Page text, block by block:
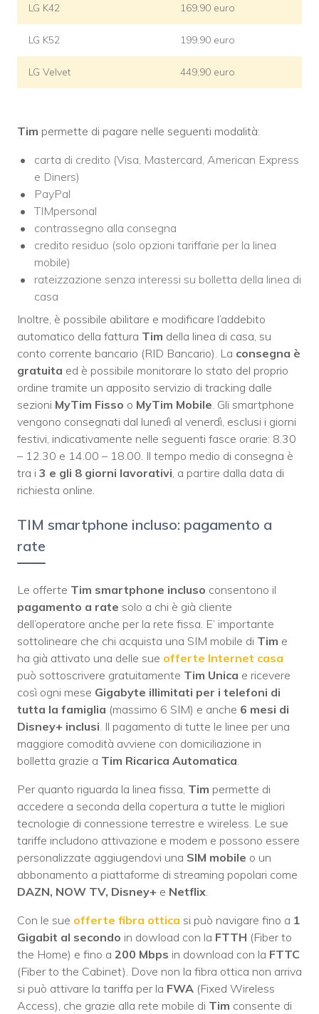
LG K42 169,90 euro
LG K52 199,90 euro
LG Velvet 449,90 euro
Tim permette di pagare nelle seguenti modalità:
carta di credito (Visa, Mastercard, American Express
e Diners)
PayPal
TIMpersonal
contrassegno alla consegna
credito residuo (solo opzioni tariffarie per la linea
mobile)
rateizzazione senza interessi su bolletta della linea di
casa
Inoltre, è possibile abilitare e modificare l’addebito
automatico della fattura Tim della linea di casa, su
conto corrente bancario (RID Bancario). La consegna è
gratuita ed è possibile monitorare lo stato del proprio
ordine tramite un apposito servizio di tracking dalle
sezioni MyTim Fisso o MyTim Mobile . Gli smartphone
vengono consegnati dal lunedì al venerdì, esclusi i giorni
festivi, indicativamente nelle seguenti fasce orarie: 8.30
– 12.30 e 14.00 – 18.00. Il tempo medio di consegna è
tra i 3 e gli 8 giorni lavorativi , a partire dalla data di
richiesta online.
TIM smartphone incluso: pagamento a
rate
Le offerte Tim smartphone incluso consentono il
pagamento a rate solo a chi è già cliente
dell’operatore anche per la rete fissa. E’ importante
sottolineare che chi acquista una SIM mobile di Tim e
ha già attivato una delle sue offerte Internet casa
può sottoscrivere gratuitamente Tim Unica e ricevere
così ogni mese Gigabyte illimitati per i telefoni di
tutta la famiglia (massimo 6 SIM) e anche 6 mesi di
Disney+ inclusi . Il pagamento di tutte le linee per una
maggiore comodità avviene con domiciliazione in
bolletta grazie a Tim Ricarica Automatica
Per quanto riguarda la linea fissa, Tim permette di
accedere a seconda della copertura a tutte le migliori
tecnologie di connessione terrestre e wireless. Le sue
tariffe includono attivazione e modem e possono essere
personalizzate aggiugendovi una SIM mobile o un
abbonamento a piattaforme di streaming popolari come
DAZN, NOW TV, Disney+ e Netflix
Con le sue offerte fibra ottica si può navigare fino a 1
Gigabit al secondo in dowload con la FTTH (Fiber to
the Home) e fino a 200 Mbps in download con la FTTC
(Fiber to the Cabinet). Dove non la fibra ottica non arriva
si può attivare la tariffa per la FWA (Fixed Wireless
Access), che grazie alla rete mobile di Tim consente di